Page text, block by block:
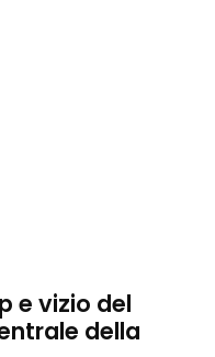
e vizio del
della